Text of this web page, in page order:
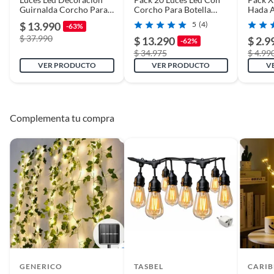
Guirnalda Corcho Para
Botella X 20
$ 13.990 -63%
$ 37.990
VER PRODUCTO
Corcho Para Botella
Decoración
5 (4)
$ 13.290 -62%
$ 34.975
VER PRODUCTO
Hada
Led
Calido
$
$
Complementa tu compra
GENERICO TASBEL